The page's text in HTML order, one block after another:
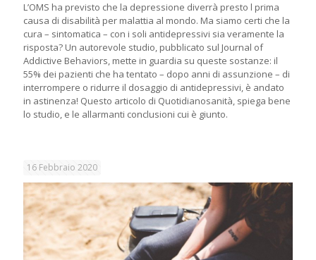
L’OMS ha previsto che la depressione diverrà presto l prima
causa di disabilità per malattia al mondo. Ma siamo certi che la
cura – sintomatica – con i soli antidepressivi sia veramente la
risposta? Un autorevole studio, pubblicato sul Journal of
Addictive Behaviors, mette in guardia su queste sostanze: il
55% dei pazienti che ha tentato – dopo anni di assunzione – di
interrompere o ridurre il dosaggio di antidepressivi, è andato
in astinenza! Questo articolo di Quotidianosanità, spiega bene
lo studio, e le allarmanti conclusioni cui è giunto.
16 Febbraio 2020